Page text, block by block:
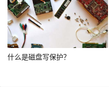
什么是磁盘写保护？